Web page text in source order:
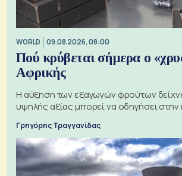
WORLD 09.08.2026, 08:00
Πού κρύβεται σήμερα ο
Αφρικής
Η αύξηση των εξαγωγών φρούτων
υψηλής αξίας μπορεί να οδηγήσει στην
Γρηγόρης Τραγγανίδας